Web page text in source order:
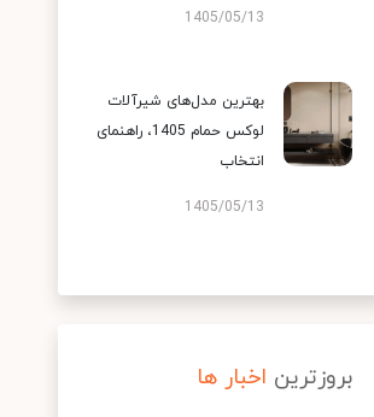
1405/05/13
بهترین مدل‌های شیرآلات
لوکس حمام 1405، راهنمای
انتخاب
1405/05/13
بروزترین اخبار ها